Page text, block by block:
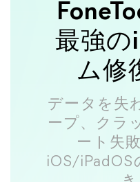
最強の
ム修
データを失
ープ、クラ
ート失
iOS/iPadOS